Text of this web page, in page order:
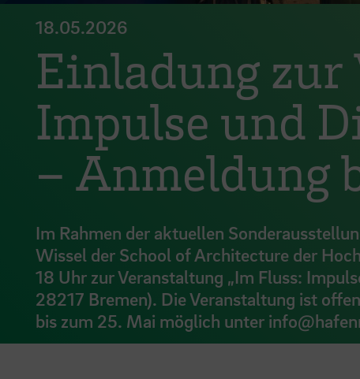
18.05.2026
Einladung zur
Impulse und
– Anmeldung
Im Rahmen der aktuellen
Wissel der School of Architecture der
18 Uhr zur Veranstaltung „Im Fluss:
28217 Bremen). Die Veranstaltung ist
bis zum 25. Mai möglich unter